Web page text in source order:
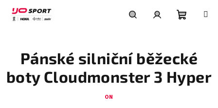
obsah
košík
Pánské silniční běžecké
boty Cloudmonster 3 Hyper
ON